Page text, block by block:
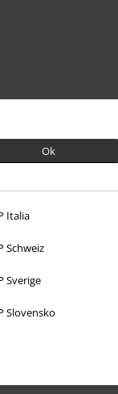
Ok
Italia
Schweiz
Sverige
Slovensko